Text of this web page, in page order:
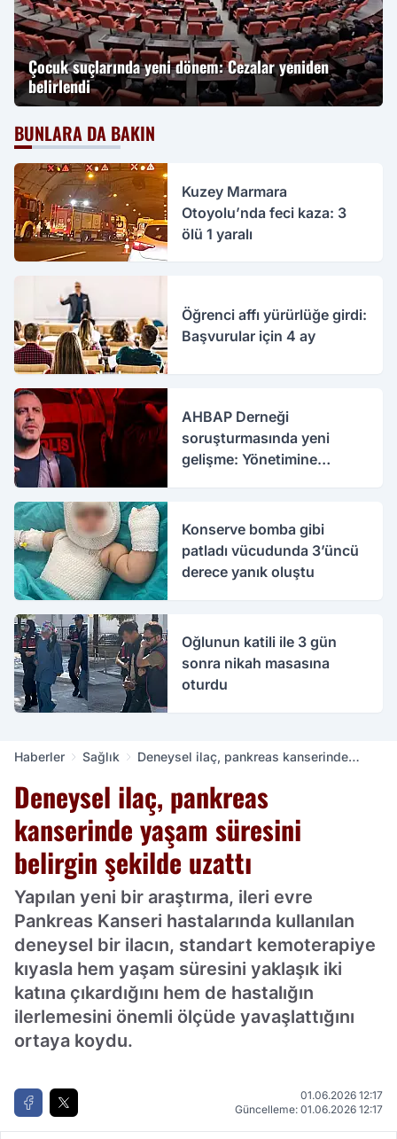
Çocuk suçlarında yeni dönem: Cezalar yeniden
belirlendi
BUNLARA DA BAKIN
Kuzey Marmara
Otoyolu’nda feci kaza: 3
ölü 1 yaralı
Öğrenci affı yürürlüğe girdi:
Başvurular için 4 ay
AHBAP Derneği
soruşturmasında yeni
gelişme: Yönetimine
Konserve bomba gibi
patladı vücudunda 3’üncü
derece yanık oluştu
Oğlunun katili ile 3 gün
sonra nikah masasına
oturdu
Haberler Sağlık
Deneysel ilaç, pankreas kanserinde
Deneysel ilaç, pankreas
kanserinde yaşam süresini
belirgin şekilde uzattı
Yapılan yeni bir araştırma, ileri evre
Pankreas Kanseri hastalarında kullanılan
deneysel bir ilacın, standart kemoterapiye
kıyasla hem yaşam süresini yaklaşık iki
katına çıkardığını hem de hastalığın
ilerlemesini önemli ölçüde yavaşlattığını
ortaya koydu.
01.06.2026 12:17
Güncelleme: 01.06.2026 12:17